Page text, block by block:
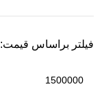
فیلتر براساس قیمت: